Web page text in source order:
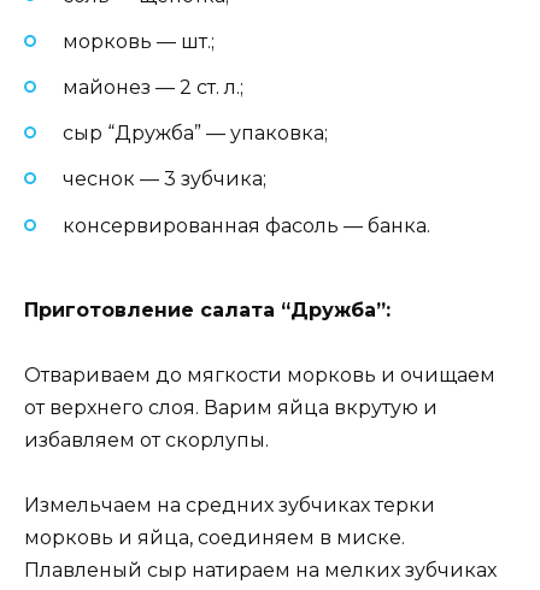
морковь — шт.;
майонез — 2 ст. л.;
сыр “Дружба” — упаковка;
чеснок — 3 зубчика;
консервированная фасоль — банка.
Приготовление салата “Дружба”:
Отвариваем до мягкости морковь и очищаем
от верхнего слоя. Варим яйца вкрутую и
избавляем от скорлупы.
Измельчаем на средних зубчиках терки
морковь и яйца, соединяем в миске.
Плавленый сыр натираем на мелких зубчиках